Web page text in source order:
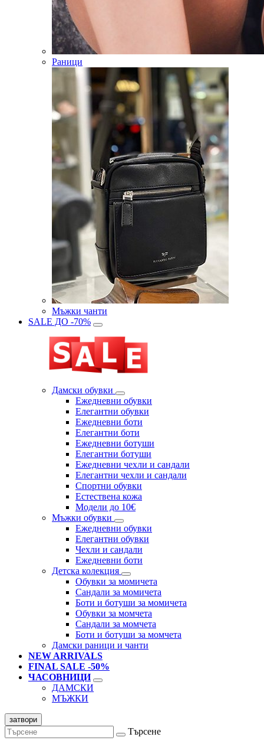
Раници
Мъжки чанти
SALE ДО -70%
Дамски обувки
Eжедневни обувки
Eлегантни обувки
Eжедневни боти
Eлегантни боти
Eжедневни ботуши
Eлегантни ботуши
Ежедневни чехли и сандали
Елегантни чехли и сандали
Спортни обувки
Естествена кожа
Модели до 10€
Мъжки обувки
Ежедневни обувки
Елегантни обувки
Чехли и сандали
Ежедневни боти
Детска колекция
Обувки за момичета
Сандали за момичета
Боти и ботуши за момичета
Обувки за момчета
Сандали за момчета
Боти и ботуши за момчета
Дамски раници и чанти
NEW ARRIVALS
FINAL SALE -50%
ЧАСОВНИЦИ
ДАМСКИ
МЪЖКИ
затвори
Търсене